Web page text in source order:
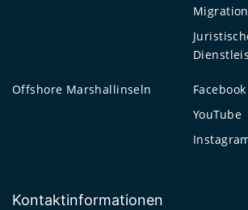
Offshore Marshallinseln
Facebook
YouTube
Kontaktinformationen